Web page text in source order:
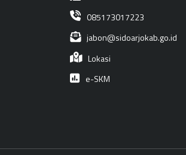
085173017223
jabon@sidoarjokab.go.id
Lokasi
e-SKM